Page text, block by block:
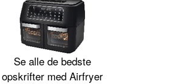
Se alle de bedste
opskrifter med Airfryer